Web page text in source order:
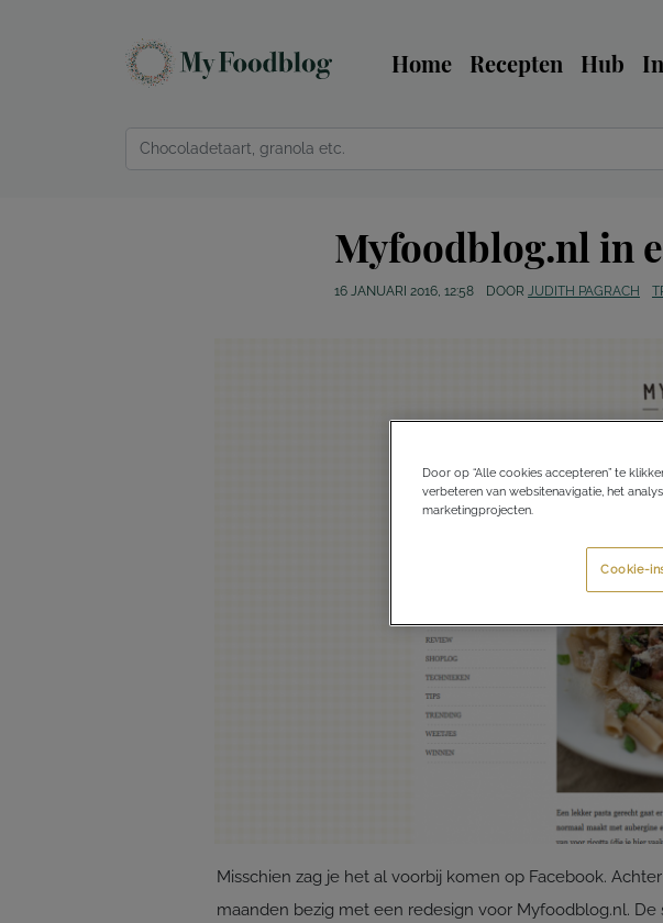
Home Recepten Hub
Myfoodblog.nl in
16 JANUARI 2016, 12:58 DOOR JUDITH PAGRACH
Misschien zag je het al voorbij komen op Facebook.
maanden bezig met een redesign voor Myfoodblog.nl. De
Door op “Alle cookies accepteren” te
verbeteren van websitenavigatie, het
marketingprojecten.
Cookie-